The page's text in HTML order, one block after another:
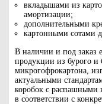
вкладышами из
амортизации;
дополнительными
картонными сотами
В наличии и под заказ
продукции из бурого и
микрогофрокартона,
актуальными
коробок с распашными
в соответствии с